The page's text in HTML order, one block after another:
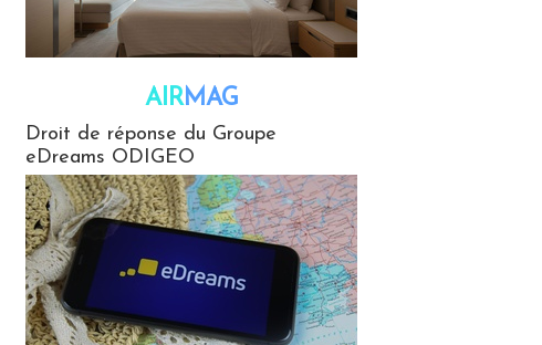
AIRMAG
Droit de réponse du Groupe
eDreams ODIGEO